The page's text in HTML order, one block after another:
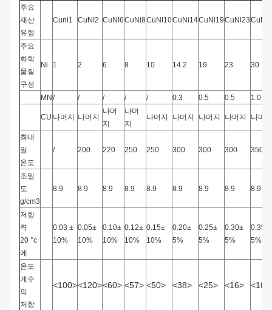
주요
재산
유형
Cuni1 CuNI2 CuNI6CuNi8CuNI10CuNi14CuNi19CuNi23
주요
화학
물질
구성
Ni 1 2 6 8 10 14.2 19 23 30
MN / / / / / 0.3 0.5 0.5 1.0
CU 나머지 나머지
나머
지
나머
지
나머지 나머지 나머지 나머지 나머지
최대
일
온도
/ 200 220 250 250 300 300 300 350
조밀
도
g/cm3
8.9 8.9 8.9 8.9 8.9 8.9 8.9 8.9 8.9
저항
력
20 °c
에
0.03 ±
10%
0.05±
10%
0.10±
10%
0.12±
10%
0.15±
10%
0.20±
5%
0.25±
5%
0.30±
5%
0.35±
5%
온도
계수
의
저항
<100><120><60> <57> <50> <38> <25> <16> <10>